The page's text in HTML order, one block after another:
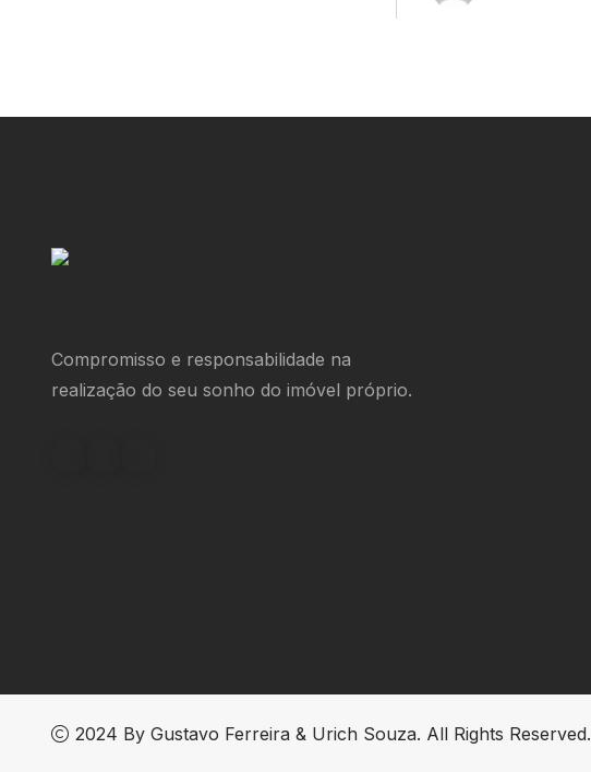
Compromisso e responsabilidade na
realização do seu sonho do imóvel próprio.
2024 By Gustavo Ferreira & Urich Souza. All Rights Reserved.